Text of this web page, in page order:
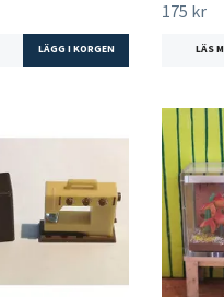
LÄGG I KORGEN
175 kr
LÄS